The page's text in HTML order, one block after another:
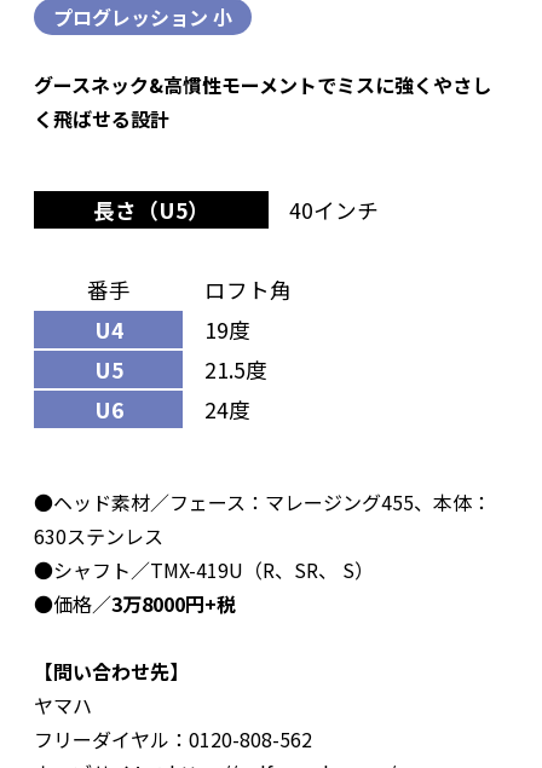
プログレッション 小
グースネック&高慣性モーメントでミスに強くやさし
く飛ばせる設計
長さ（U5） 40インチ
番手
ロフト角
U4
19度
U5
21.5度
U6
24度
●ヘッド素材／フェース：マレージング455、本体：
630ステンレス
●シャフト／TMX-419U（R、SR、 S）
●価格／3万8000円+税
【問い合わせ先】
ヤマハ
フリーダイヤル：0120-808-562